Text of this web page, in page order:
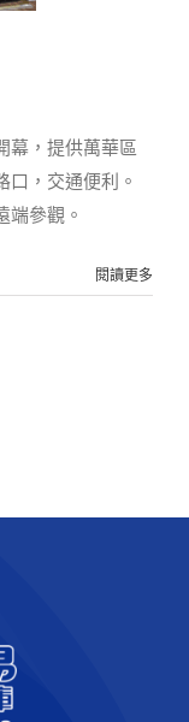
幕，提供萬華區
口，交通便利。
端參觀。
閱讀更多